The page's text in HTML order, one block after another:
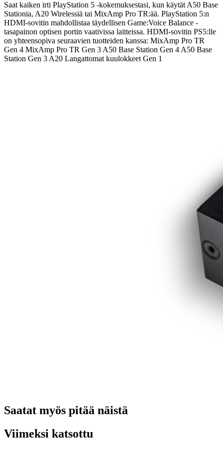
Saat kaiken irti PlayStation 5 -kokemuksestasi, kun käytät A50 Base
Stationia, A20 Wirelessiä tai MixAmp Pro TR:ää. PlayStation 5:n
HDMI-sovitin mahdollistaa täydellisen Game:Voice Balance -
tasapainon optisen portin vaativissa laitteissa. HDMI-sovitin PS5:lle
on yhteensopiva seuraavien tuotteiden kanssa: MixAmp Pro TR
Gen 4 MixAmp Pro TR Gen 3 A50 Base Station Gen 4 A50 Base
Station Gen 3 A20 Langattomat kuulokkeet Gen 1
Saatat myös pitää näistä
Viimeksi katsottu